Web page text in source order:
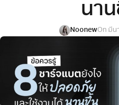
นา
NoonewOn มีน